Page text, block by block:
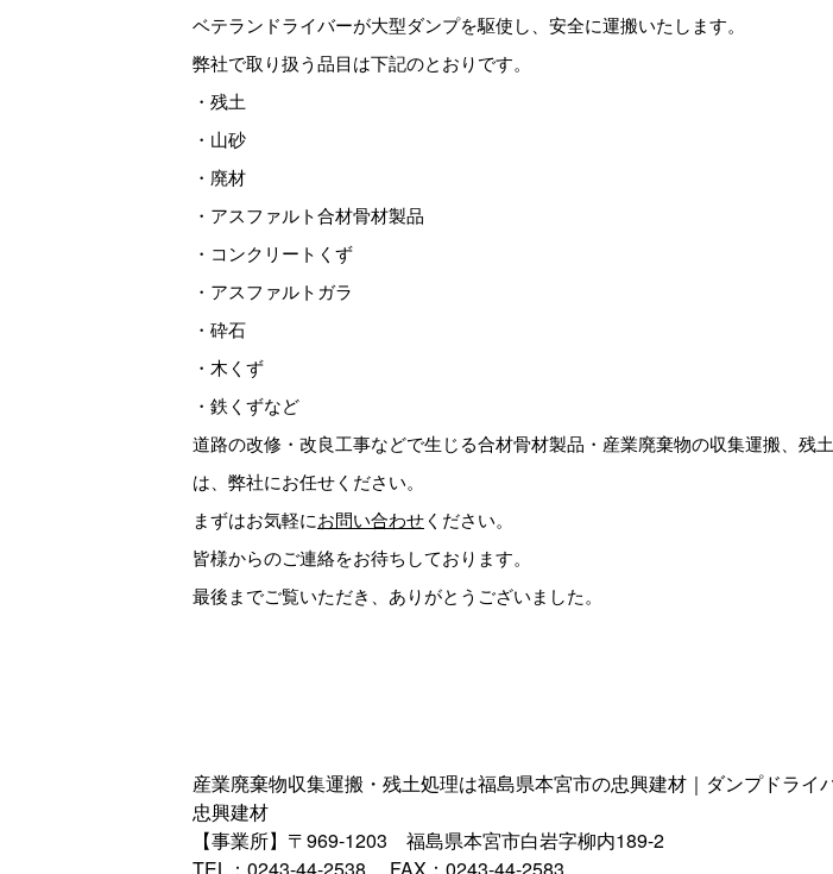
ベテランドライバーが大型ダンプを駆使し、安全に運搬いたします。
弊社で取り扱う品目は下記のとおりです。
・残土
・山砂
・廃材
・アスファルト合材骨材製品
・コンクリートくず
・アスファルトガラ
・砕石
・木くず
・鉄くずなど
道路の改修・改良工事などで生じる合材骨材製品・産業廃棄物の収集運搬、残
は、弊社にお任せください。
まずはお気軽にお問い合わせください。
皆様からのご連絡をお待ちしております。
最後までご覧いただき、ありがとうございました。
産業廃棄物収集運搬・残土処理は福島県本宮市の忠興建材｜ダンプドライ
忠興建材
【事業所】〒969-1203 福島県本宮市白岩字柳内189-2
TEL：0243-44-2538 FAX：0243-44-2583